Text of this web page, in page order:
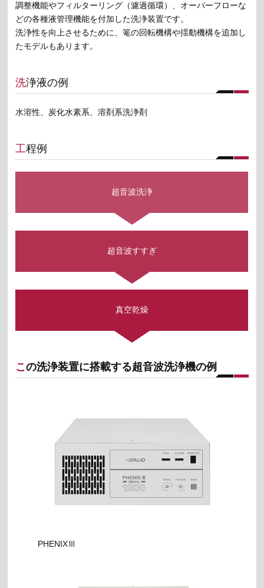
調整機能やフィルターリング（濾過循環）、オーバーフローな
どの各種液管理機能を付加した洗浄装置です。
洗浄性を向上させるために、篭の回転機構や揺動機構を追加し
たモデルもあります。
洗浄液の例
水溶性、炭化水素系、溶剤系洗浄剤
工程例
超音波洗浄
超音波すすぎ
真空乾燥
この洗浄装置に搭載する超音波洗浄機の例
PHENIXⅢ